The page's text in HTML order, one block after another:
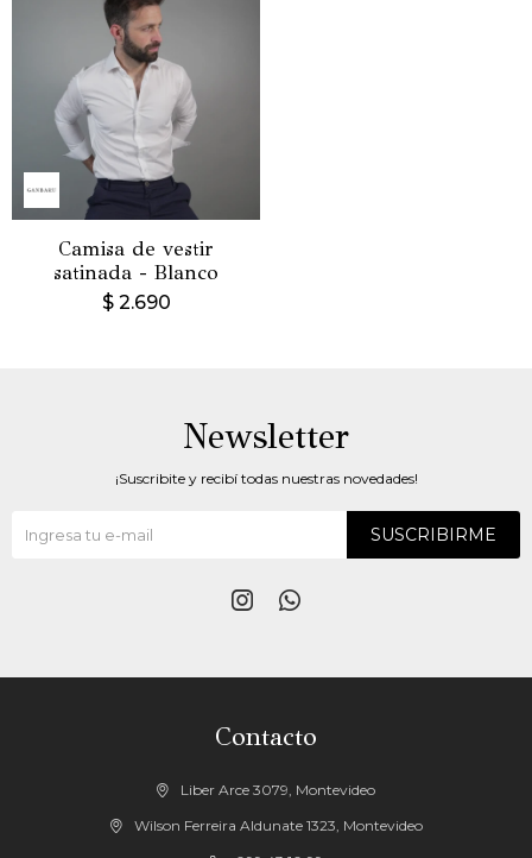
Camisa de vestir
satinada - Blanco
$ 2.690
Contacto
Liber Arce 3079, Montevideo
Wilson Ferreira Aldunate 1323, Montevideo
Newsletter
¡Suscribite y recibí todas nuestras novedades!
SUSCRIBIRME
 